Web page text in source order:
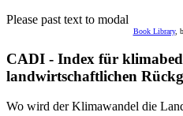
Please past text to modal
Book Library,
CADI - Index für
landwirtschaftlichen
Wo wird der Klimawandel die